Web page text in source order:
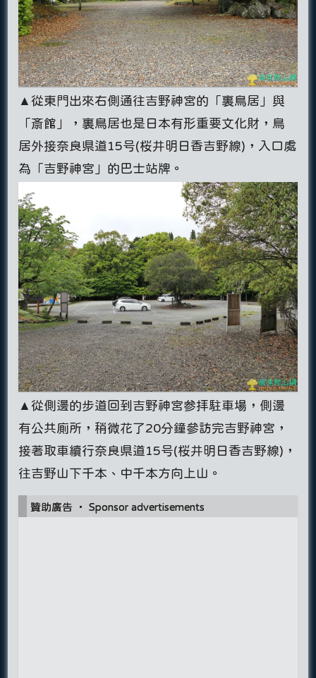
▲從東門出來右側通往吉野神宮的「裏鳥居」與
「斎館」，裏鳥居也是日本有形重要文化財，鳥
居外接奈良県道15号(桜井明日香吉野線)，入口處
為「吉野神宮」的巴士站牌。
▲從側邊的步道回到吉野神宮参拝駐車場，側邊
有公共廁所，稍微花了20分鐘參訪完吉野神宮，
接著取車續行奈良県道15号(桜井明日香吉野線)，
往吉野山下千本、中千本方向上山。
贊助廣告 ‧ Sponsor advertisements